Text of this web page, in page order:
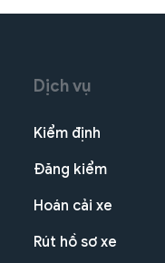
Dịch vụ
Kiểm định
Đăng kiểm
Hoán cải xe
Rút hồ sơ xe